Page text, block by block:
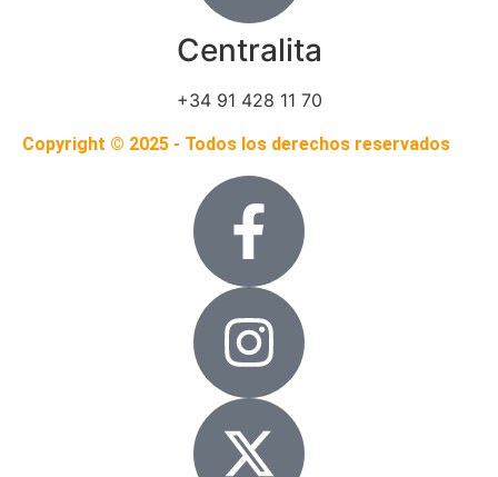
Centralita
+34 91 428 11 70
Copyright © 2025 - Todos los derechos reservados